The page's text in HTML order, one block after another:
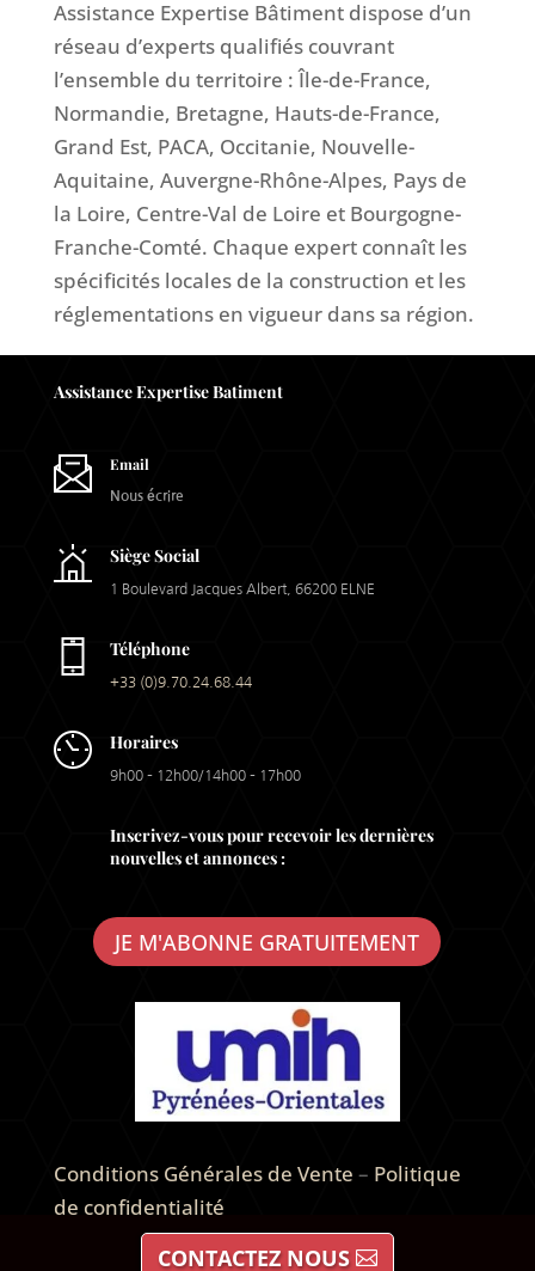
Assistance Expertise Bâtiment dispose d’un
réseau d’experts qualifiés couvrant
l’ensemble du territoire : Île-de-France,
Normandie, Bretagne, Hauts-de-France,
Grand Est, PACA, Occitanie, Nouvelle-
Aquitaine, Auvergne-Rhône-Alpes, Pays de
la Loire, Centre-Val de Loire et Bourgogne-
Franche-Comté. Chaque expert connaît les
spécificités locales de la construction et les
réglementations en vigueur dans sa région.
Assistance Expertise Batiment
Email
Nous écrire
Siège Social
1 Boulevard Jacques Albert, 66200 ELNE
Téléphone
+33 (0)9.70.24.68.44
Horaires
9h00 – 12h00/14h00 – 17h00
Inscrivez-vous pour recevoir les dernières
nouvelles et annonces :
JE M'ABONNE GRATUITEMENT
Conditions Générales de Vente – Politique
de confidentialité
Expert Bâtiment dans votre ville
CONTACTEZ NOUS